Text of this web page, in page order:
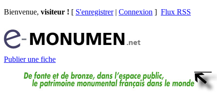
Bienvenue, visiteur ! [ S'enregistrer| Connexion ] Flux RSS
Publier une fiche